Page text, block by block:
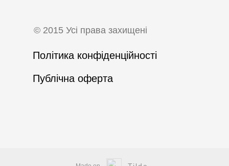
© 2015 Усі права захищені
Політика конфіденційності
Публічна оферта